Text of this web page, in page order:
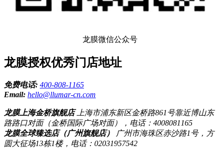
龙膜微信公众号
龙膜授权优秀门店地址
免费电话: 400-808-1165
Email: hello@llumar-cn.com
龙膜上海金桥旗舰店 上海市浦东新区金桥路861号靠近博山东
路路口对面（金桥国际广场对面），电话：4008081165
龙膜全球臻选店（广州旗舰店）
广州市海珠区赤沙路1号，方
圆大征场13栋1楼，电话：02031957542